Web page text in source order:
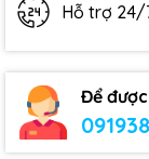
Hỗ trợ 24/
Để